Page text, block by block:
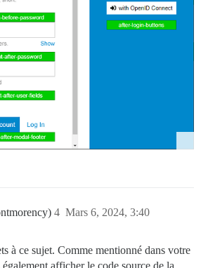
Mars 6, 2024, 3:40
4
à ce sujet. Comme mentionné dans votre
afficher le code source de la